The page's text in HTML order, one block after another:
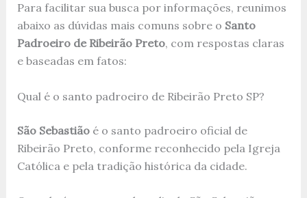
Para facilitar sua busca por informações, reunimos
abaixo as dúvidas mais comuns sobre o Santo
Padroeiro de Ribeirão Preto, com respostas claras
e baseadas em fatos:
Qual é o santo padroeiro de Ribeirão Preto SP?
São Sebastiãoé o santo padroeiro oficial de
Ribeirão Preto, conforme reconhecido pela Igreja
Católica e pela tradição histórica da cidade.